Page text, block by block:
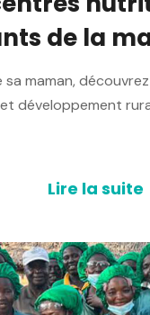
de la
maman,
développement
Lire la suite